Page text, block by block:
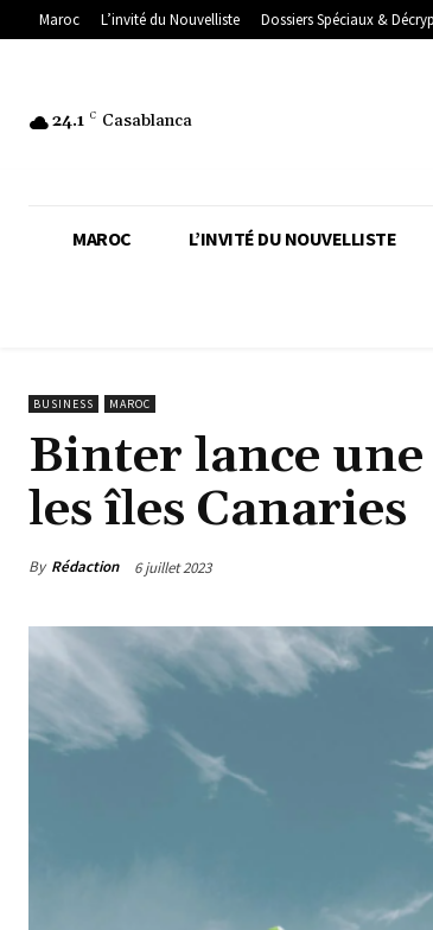
Maroc L’invité du Nouvelliste Dossiers Spéciaux &
24.1 C Casablanca
MAROC L’INVITÉ DU NOUVELLISTE
BUSINESS MAROC
Binter lance
les îles Canaries
By Rédaction 6 juillet 2023